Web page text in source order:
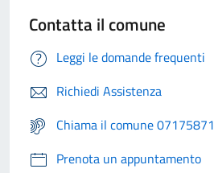
Contatta il comune
Leggi le domande frequenti
Richiedi Assistenza
Chiama il comune 07175871
Prenota un appuntamento